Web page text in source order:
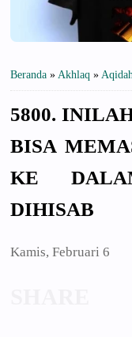
Beranda » Akhlaq »
5800.
BISA
KE
DIHISAB
Kamis, Februari 6